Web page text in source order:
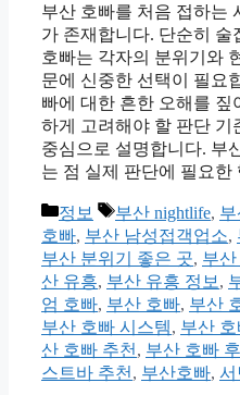
부산 호빠를 처음 접하는
가 존재합니다. 단순히 술
호빠는 각자의 분위기와
문에 신중한 선택이 필요
빠에 대한 흔한 오해를 짚
하게 고려해야 할 판단 기
중심으로 설명합니다. 부
는 점 실제 판단에 필요
카
테
고
리
정보
태
그
부산 nightlife, 부
호빠, 부산 남성접객업소,
부산 분위기 좋은 곳, 부산
산 유흥, 부산 유흥 정보 ,
엄 호빠, 부산 호빠, 부산
부산 호빠 시스템, 부산
산 호빠 추천 , 부산 호빠 후
스트바 추천 , 부산호빠, 서